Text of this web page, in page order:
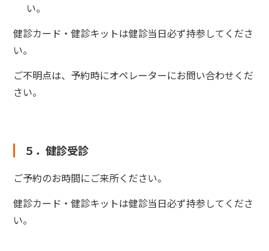
い。
健診カード・健診キットは健診当日必ず持参してくださ
い。
ご不明点は、予約時にオペレーターにお問い合わせくだ
さい。
５．健診受診
ご予約のお時間にご来所ください。
健診カード・健診キットは健診当日必ず持参してくださ
い。